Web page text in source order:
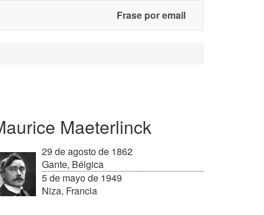
Frase por email
Maeterlinck
29 de agosto de 1862
Gante, Bélgica
5 de mayo de 1949
Niza, Francia